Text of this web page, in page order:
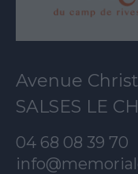
Avenue
SALSES LE
04 68 08 39 70